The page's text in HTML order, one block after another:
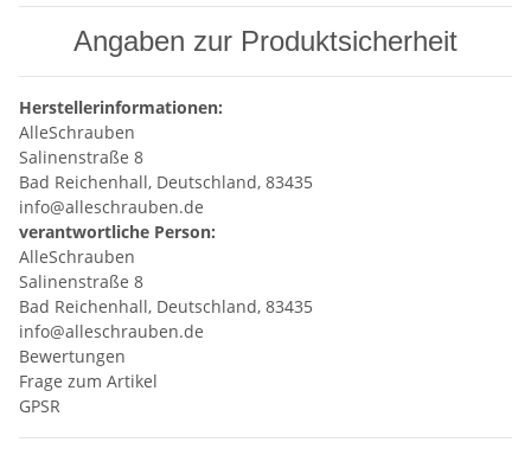
Angaben zur Produktsicherheit
Herstellerinformationen:
AlleSchrauben
Salinenstraße 8
Bad Reichenhall, Deutschland, 83435
info@alleschrauben.de
verantwortliche Person:
AlleSchrauben
Salinenstraße 8
Bad Reichenhall, Deutschland, 83435
info@alleschrauben.de
Bewertungen
Frage zum Artikel
GPSR